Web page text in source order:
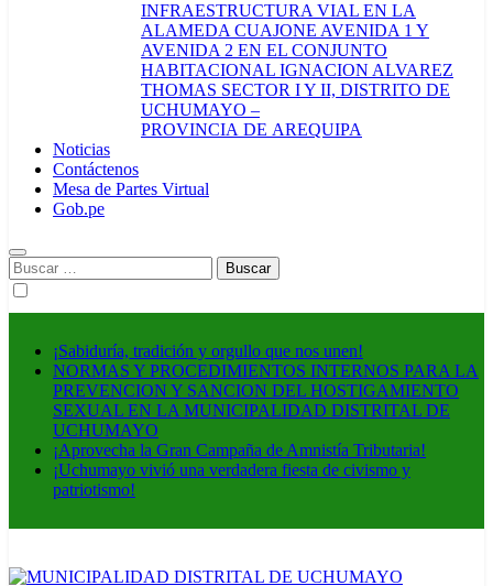
INFRAESTRUCTURA VIAL EN LA
ALAMEDA CUAJONE AVENIDA 1 Y
AVENIDA 2 EN EL CONJUNTO
HABITACIONAL IGNACION ALVAREZ
THOMAS SECTOR I Y II, DISTRITO DE
UCHUMAYO –
PROVINCIA DE AREQUIPA
Noticias
Contáctenos
Mesa de Partes Virtual
Gob.pe
Buscar:
¡Sabiduría, tradición y orgullo que nos unen!
NORMAS Y PROCEDIMIENTOS INTERNOS PARA LA
PREVENCION Y SANCION DEL HOSTIGAMIENTO
SEXUAL EN LA MUNICIPALIDAD DISTRITAL DE
UCHUMAYO
¡Aprovecha la Gran Campaña de Amnistía Tributaria!
¡Uchumayo vivió una verdadera fiesta de civismo y
patriotismo!